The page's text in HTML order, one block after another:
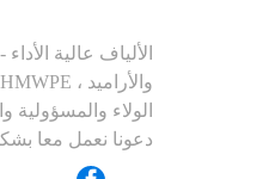
الألياف عالية
والأراميد ، UHMWPE
الولاء والمسؤولية
دعونا نعمل معا